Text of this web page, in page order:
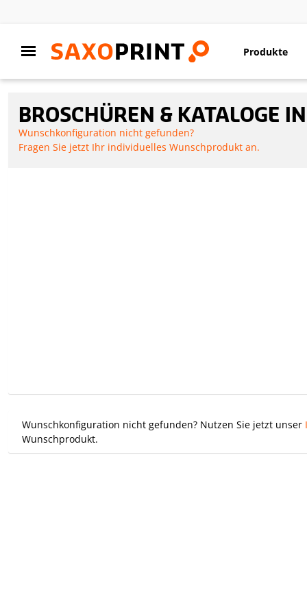
Produkte
BROSCHÜREN & KATALOGE
Wunschkonfiguration nicht gefunden?
Fragen Sie jetzt Ihr individuelles Wunschprodukt an.
Wunschkonfiguration nicht gefunden? Nutzen Sie jetzt unser
Wunschprodukt.